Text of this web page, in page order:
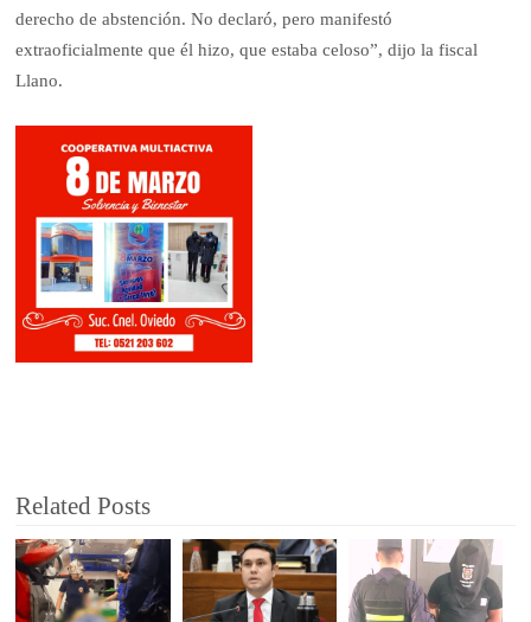
derecho de abstención. No declaró, pero manifestó
extraoficialmente que él hizo, que estaba celoso”, dijo la fiscal
Llano.
Related Posts